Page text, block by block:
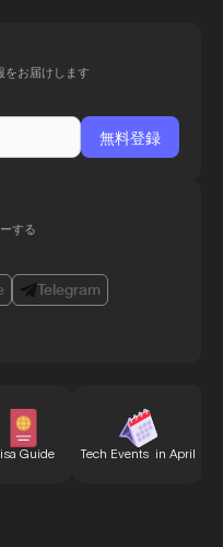
をお届けします
する
Telegram
Guide Tech Events in April